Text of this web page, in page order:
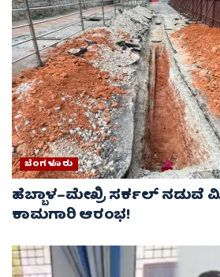
ಬೆಂಗಳೂರು
ಹೆಬ್ಬಾಳ–ಮೇಖ್ರಿ ಸರ್ಕಲ್
ಕಾಮಗಾರಿ ಆರಂಭ!